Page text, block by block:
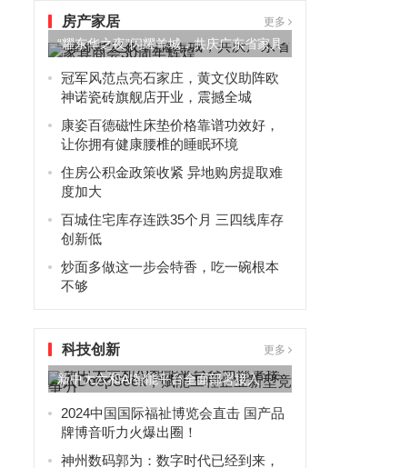
房产家居 更多
“耀东华之夜”闪耀羊城，共庆广东省家具
商会30周年辉煌
冠军风范点亮石家庄，黄文仪助阵欧
神诺瓷砖旗舰店开业，震撼全城
康姿百德磁性床垫价格靠谱功效好，
让你拥有健康腰椎的睡眠环境
住房公积金政策收紧 异地购房提取难
度加大
百城住宅库存连跌35个月 三四线库存
创新低
炒面多做这一步会特香，吃一碗根本
不够
科技创新 更多
新中大六和AI智能平台全面部署接入
DeepSeek，赋能工程...
2024中国国际福祉博览会直击 国产品
牌博音听力火爆出圈！
神州数码郭为：数字时代已经到来，